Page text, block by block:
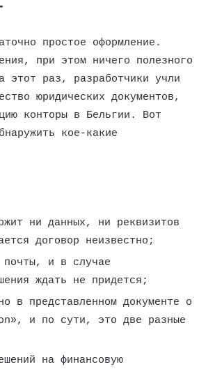
простое оформление.
при этом ничего полезного
этот раз, разработчики учли
юридических документов,
конторы в Бельгии. Вот
кое-какие
ни данных, ни реквизитов
договор неизвестно;
почты, и в случае
ждать не придется;
в представленном документе о
и по сути, это две разные
на финансовую